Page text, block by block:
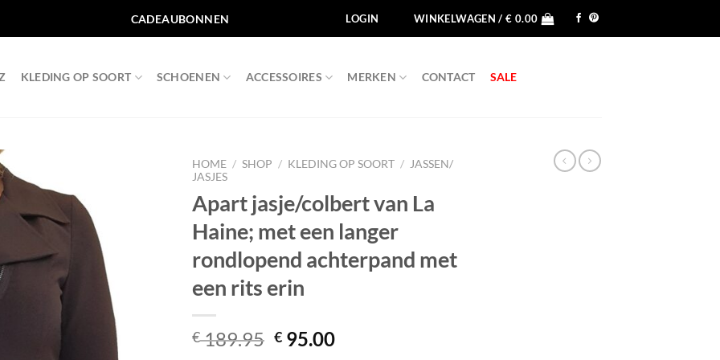
CADEAUBONNEN LOGIN WINKELWAGEN /€ 0.00
KLEDING OP SOORT SCHOENEN ACCESSOIRES MERKEN CONTACT SALE
HOME / SHOP / KLEDING OP SOORT /
JASSEN/
JASJES
Apart jasje/colbert van La
Haine; met een langer
rondlopend achterpand met
een rits erin
€189.95 Oorspronkelijke
€ 95.00Huidige